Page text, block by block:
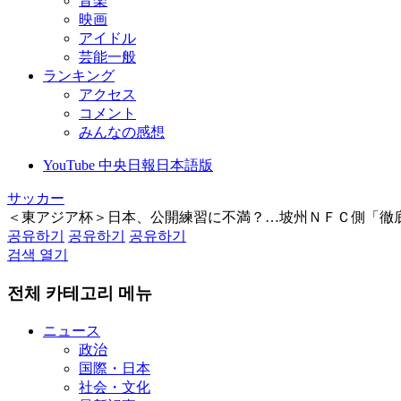
映画
アイドル
芸能一般
ランキング
アクセス
コメント
みんなの感想
YouTube 中央日報日本語版
サッカー
＜東アジア杯＞日本、公開練習に不満？…坡州ＮＦＣ側「徹
공유하기
공유하기
공유하기
검색 열기
전체 카테고리 메뉴
ニュース
政治
国際・日本
社会・文化